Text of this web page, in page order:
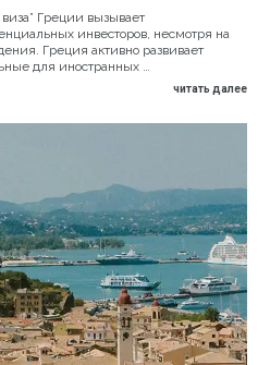
Греции вызывает
инвесторов, несмотря на
Греция активно развивает
для иностранных …
читать далее